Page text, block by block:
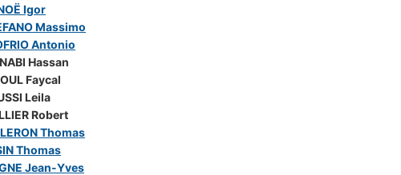
Igor
Massimo
Antonio
Hassan
Faycal
Leila
Robert
Thomas
Thomas
Jean-Yves